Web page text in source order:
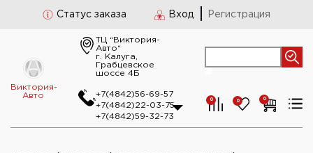
Статус заказа Вход Регистрация
Виктория-
Авто
ТЦ “Виктория-
Авто“
г. Калуга,
Грабцевское
шоссе 4Б
+7(4842)56-69-57
+7(4842)22-03-75
+7(4842)59-32-73
0 0 0